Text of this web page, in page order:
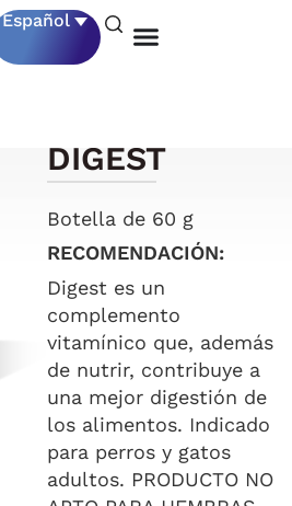
Español
DIGEST
Botella de 60 g
RECOMENDACIÓN:
Digest es un
complemento
vitamínico que, además
de nutrir, contribuye a
una mejor digestión de
los alimentos. Indicado
para perros y gatos
adultos. PRODUCTO NO